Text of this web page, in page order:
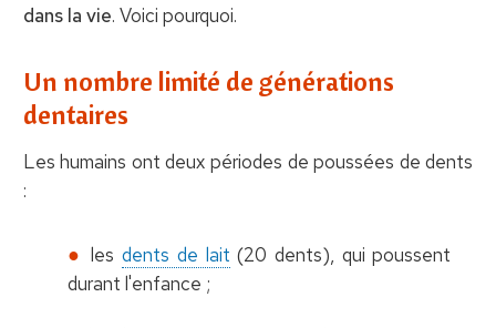
dans la vie. Voici pourquoi.
Un nombre limité de générations
dentaires
Les humains ont deux périodes de poussées de dents
:
lesdents de lait (20 dents), qui poussent
durant l'enfance ;